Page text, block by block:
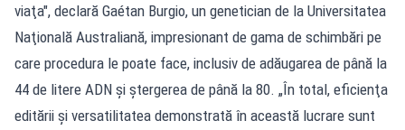
viaţa", declară Gaétan Burgio, un genetician de la Universitatea
Naţională Australiană, impresionant de gama de schimbări pe
care procedura le poate face, inclusiv de adăugarea de până la
44 de litere ADN şi ștergerea de până la 80. „În total, eficienţa
editării şi versatilitatea demonstrată în această lucrare sunt